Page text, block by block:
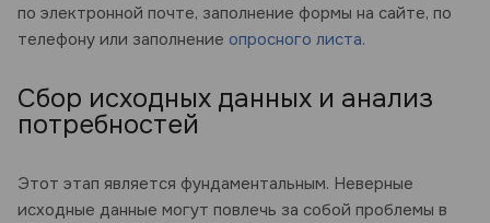
по электронной почте, заполнение формы на сайте, по
телефону или заполнение опросного листа.
Сбор исходных данных и анализ
потребностей
Этот этап является фундаментальным. Неверные
исходные данные могут повлечь за собой проблемы в